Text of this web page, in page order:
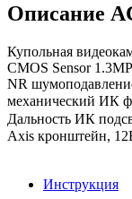
Описание
Купольная
CMOS Sensor
NR
механический ИК
Дальность ИК
Axis кронштейн,
Инструкция